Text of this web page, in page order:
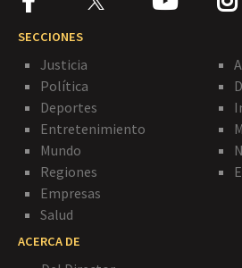
SECCIONES
Justicia
Política
Deportes
Entretenimiento
Mundo
Regiones
Empresas
Salud
ACERCA DE